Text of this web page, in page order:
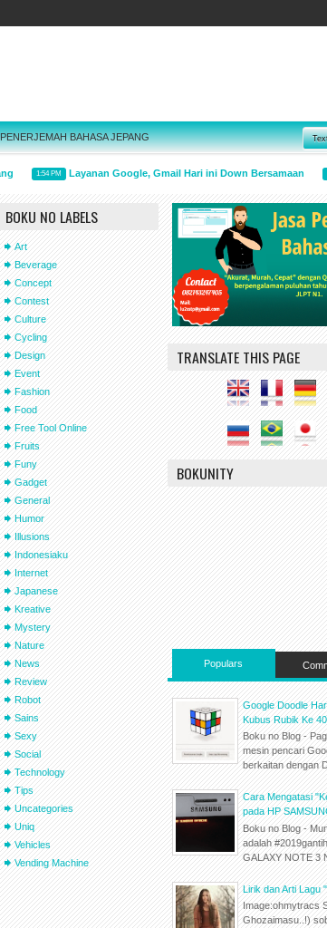
PENERJEMAH BAHASA JEPANG
1:54 PM Layanan Google, Gmail Hari ini Down Bersamaan
TRANSLATE THIS PAGE
BOKUNITY
Populars
Google Doodle
Kubus Rubik Ke
Boku no Blog -
mesin pencari
berkaitan dengan
Cara Mengatasi
pada HP
Boku no Blog -
adalah
GALAXY NOTE 3
Lirik dan Arti Lagu
Image:ohmytracs
Ghozaimasu..!)
BOKU NO LABELS
Art
Beverage
Concept
Contest
Culture
Cycling
Design
Event
Fashion
Food
Free Tool Online
Fruits
Funy
Gadget
General
Humor
Illusions
Indonesiaku
Internet
Japanese
Kreative
Mystery
Nature
News
Review
Robot
Sains
Sexy
Social
Technology
Tips
Uncategories
Uniq
Vehicles
Vending Machine